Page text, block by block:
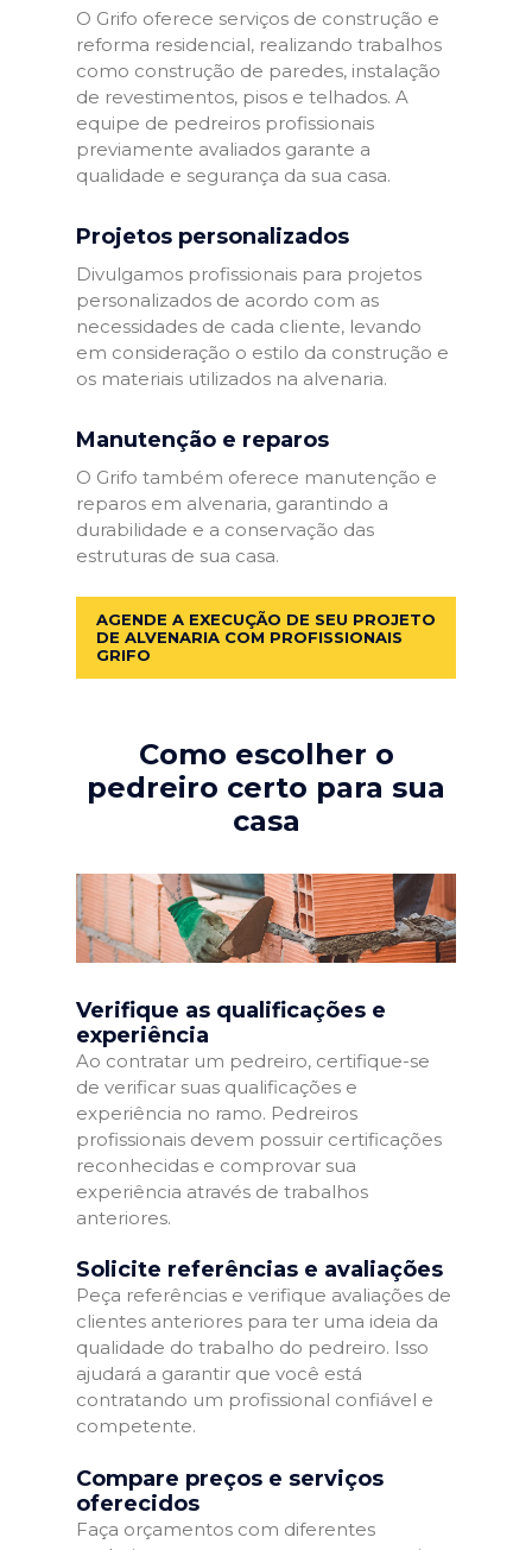
O Grifo oferece serviços de construção e
reforma residencial, realizando trabalhos
como construção de paredes, instalação
de revestimentos, pisos e telhados. A
equipe de pedreiros profissionais
previamente avaliados garante a
qualidade e segurança da sua casa.
Projetos personalizados
Divulgamos profissionais para projetos
personalizados de acordo com as
necessidades de cada cliente, levando
em consideração o estilo da construção e
os materiais utilizados na alvenaria.
Manutenção e reparos
O Grifo também oferece manutenção e
reparos em alvenaria, garantindo a
durabilidade e a conservação das
estruturas de sua casa.
AGENDE A EXECUÇÃO DE SEU PROJETO
DE ALVENARIA COM PROFISSIONAIS
GRIFO
Como escolher o
pedreiro certo para sua
casa
Verifique as qualificações e
experiência
Ao contratar um pedreiro, certifique-se
de verificar suas qualificações e
experiência no ramo. Pedreiros
profissionais devem possuir certificações
reconhecidas e comprovar sua
experiência através de trabalhos
anteriores.
Solicite referências e avaliações
Peça referências e verifique avaliações de
clientes anteriores para ter uma ideia da
qualidade do trabalho do pedreiro. Isso
ajudará a garantir que você está
contratando um profissional confiável e
competente.
Compare preços e serviços
oferecidos
Faça orçamentos com diferentes